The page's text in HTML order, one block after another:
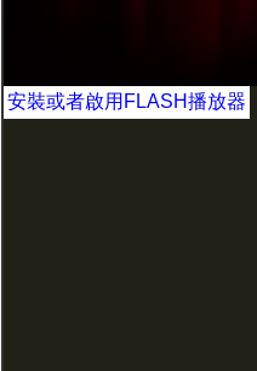
安裝或者啟用FLASH播放器